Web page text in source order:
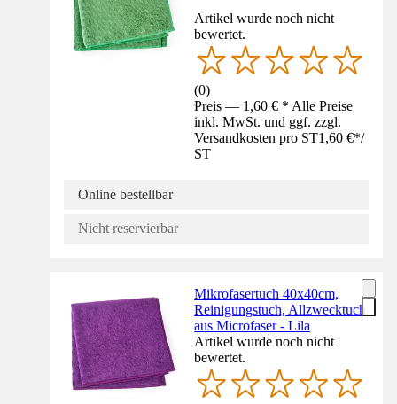
Artikel wurde noch nicht
bewertet.
(0)
Preis — 1,60 € * Alle Preise
inkl. MwSt. und ggf. zzgl.
Versandkosten pro ST1,60 €*/
ST
Online bestellbar
Nicht reservierbar
Mikrofasertuch 40x40cm,
Reinigungstuch, Allzwecktuch
aus Microfaser - Lila
Artikel wurde noch nicht
bewertet.